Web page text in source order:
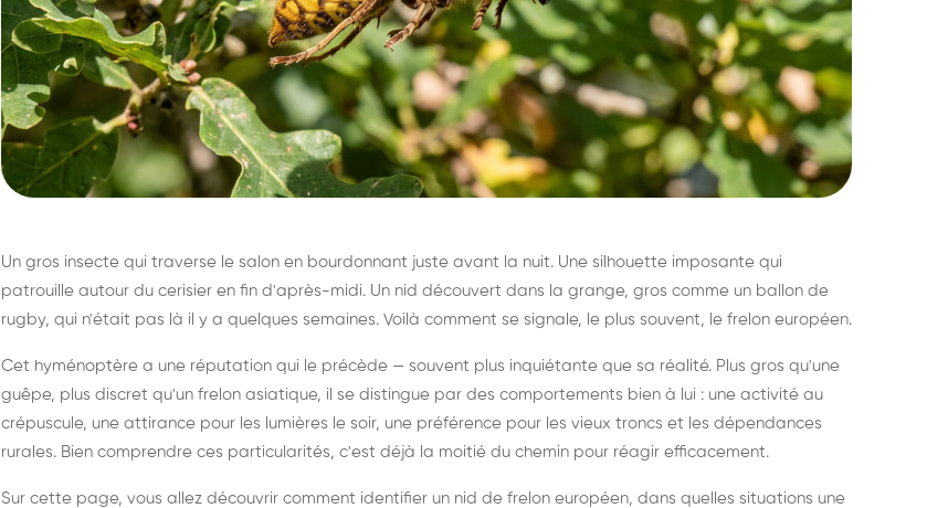
Destruction de nid de
frelons asiatiques :
intervention partout en
France
Dératisation : éliminer
durablement rats et
souris, partout en France
Un gros insecte qui traverse le salon en bourdonnant juste avant la nuit. Une silhouette imposante qui
patrouille autour du cerisier en fin d'après-midi. Un nid découvert dans la grange, gros comme un ballon de
rugby, qui n'était pas là il y a quelques semaines. Voilà comment se signale, le plus souvent, le frelon européen.
Cet hyménoptère a une réputation qui le précède — souvent plus inquiétante que sa réalité. Plus gros qu'une
guêpe, plus discret qu'un frelon asiatique, il se distingue par des comportements bien à lui : une activité au
crépuscule, une attirance pour les lumières le soir, une préférence pour les vieux troncs et les dépendances
rurales. Bien comprendre ces particularités, c'est déjà la moitié du chemin pour réagir efficacement.
Sur cette page, vous allez découvrir comment identifier un nid de frelon européen, dans quelles situations une